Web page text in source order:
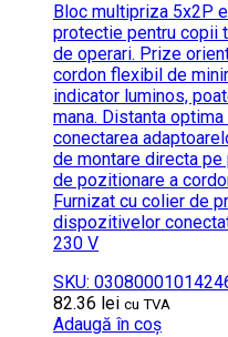
Bloc multipriza 5x2P
protectie pentru copii
de operari. Prize
cordon flexibil de
indicator luminos,
mana. Distanta
conectarea
de montare directa
de pozitionare a
Furnizat cu colier de
dispozitivelor
230 V
SKU:
82.36 lei cu TVA
Adaugă în coș